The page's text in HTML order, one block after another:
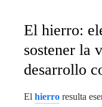
El hierro:
sostener la
desarrollo
El hierro resulta